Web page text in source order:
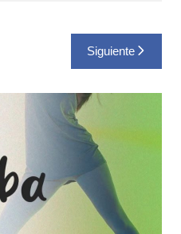
Siguiente